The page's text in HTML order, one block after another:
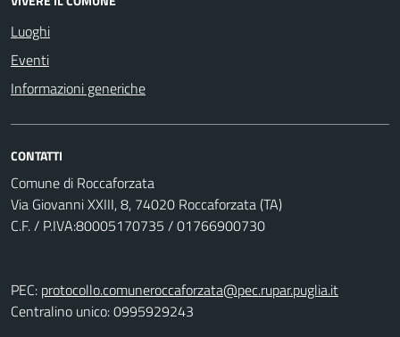
Luoghi
Eventi
Informazioni generiche
CONTATTI
Comune di Roccaforzata
Via Giovanni XXIII, 8, 74020 Roccaforzata (TA)
C.F. / P.IVA:80005170735 / 01766900730
PEC: protocollo.comuneroccaforzata@pec.rupar.puglia.it
Centralino unico: 0995929243